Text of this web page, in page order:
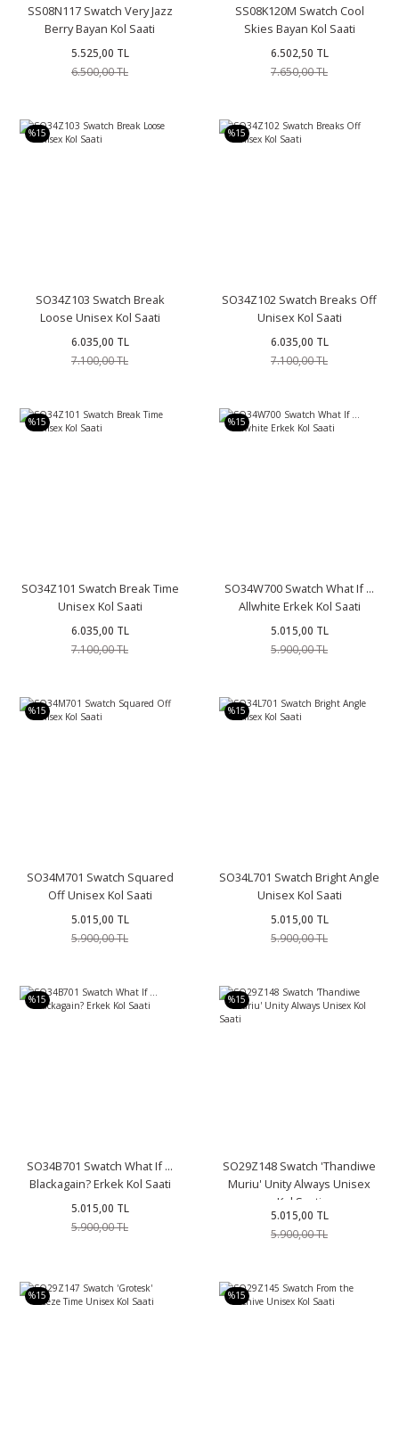
SS08N117 Swatch Very Jazz
Berry Bayan Kol Saati
5.525,00 TL
6.500,00 TL
SS08K120M Swatch Cool
Skies Bayan Kol Saati
6.502,50 TL
7.650,00 TL
%15
SO34Z103 Swatch Break
Loose Unisex Kol Saati
6.035,00 TL
7.100,00 TL
%15
SO34Z102 Swatch Breaks Off
Unisex Kol Saati
6.035,00 TL
7.100,00 TL
%15
SO34Z101 Swatch Break Time
Unisex Kol Saati
6.035,00 TL
7.100,00 TL
%15
SO34W700 Swatch What If ...
Allwhite Erkek Kol Saati
5.015,00 TL
5.900,00 TL
%15
SO34M701 Swatch Squared
Off Unisex Kol Saati
5.015,00 TL
5.900,00 TL
%15
SO34L701 Swatch Bright Angle
Unisex Kol Saati
5.015,00 TL
5.900,00 TL
%15
SO34B701 Swatch What If ...
Blackagain? Erkek Kol Saati
5.015,00 TL
5.900,00 TL
%15
SO29Z148 Swatch 'Thandiwe
Muriu' Unity Always Unisex
Kol Saati
5.015,00 TL
5.900,00 TL
%15 %15